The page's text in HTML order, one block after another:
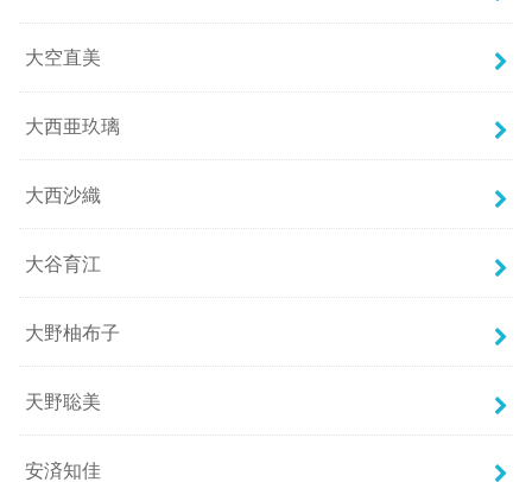
大空直美
大西亜玖璃
大西沙織
大谷育江
大野柚布子
天野聡美
安済知佳